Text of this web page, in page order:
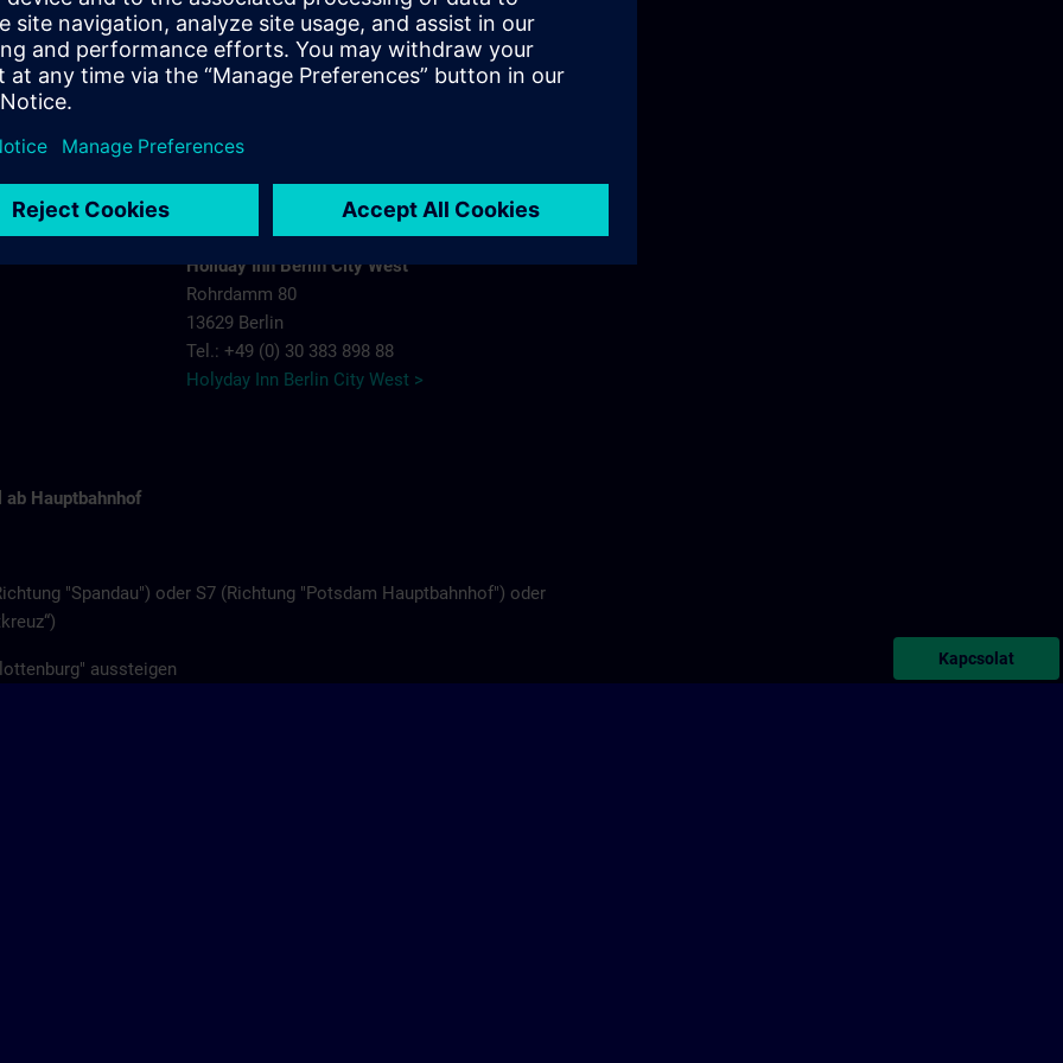
Tel.: +49 (0) 30 335 020
Ibis Hotel Berlin Spandau >
13629 Berlin
Tel.: +49 (0) 30 380 30
Mercure Hotel Berlin City West >
Holiday Inn Berlin City West
Rohrdamm 80
13629 Berlin
Tel.: +49 (0) 30 383 898 88
Holyday Inn Berlin City West >
Hauptbahnhof
"Spandau") oder S7 (Richtung "Potsdam Hauptbahnhof") oder
aussteigen Kapcsolat